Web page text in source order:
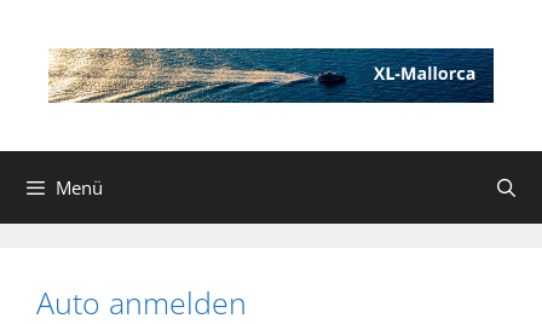
Inhalt
springen
Menü
Auto anmelden